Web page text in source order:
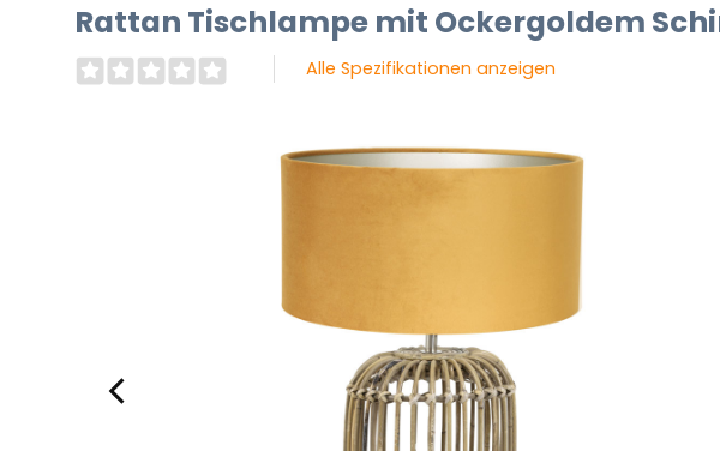
Rattan Tischlampe mit Ockergoldem
Alle Spezifikationen anzeigen